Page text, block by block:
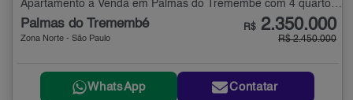
Palmas do Tremembé
Zona Norte - São Paulo
R$ 2.350.000
R$ 2.450.000
WhatsApp Contatar